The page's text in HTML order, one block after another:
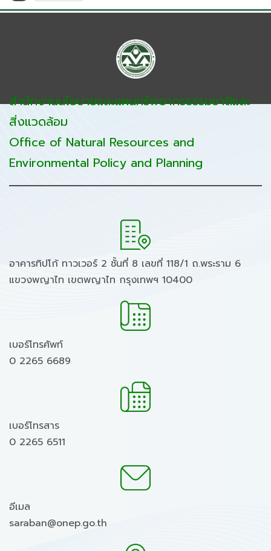
สำนักงานนโยบายและแผนทรัพยากรธรรมชาติและ
สิ่งแวดล้อม
Office of Natural Resources and
Environmental Policy and Planning
อาคารทิปโก้ ทาวเวอร์ 2 ชั้นที่ 8 เลขที่ 118/1 ถ.พระราม 6
แขวงพญาไท เขตพญาไท กรุงเทพฯ 10400
เบอร์โทรศัพท์
0 2265 6689
เบอร์โทรสาร
0 2265 6511
อีเมล
saraban@onep.go.th